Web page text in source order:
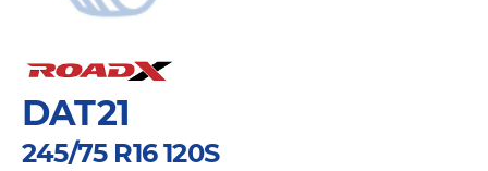
DAT21
245/75 R16 120S